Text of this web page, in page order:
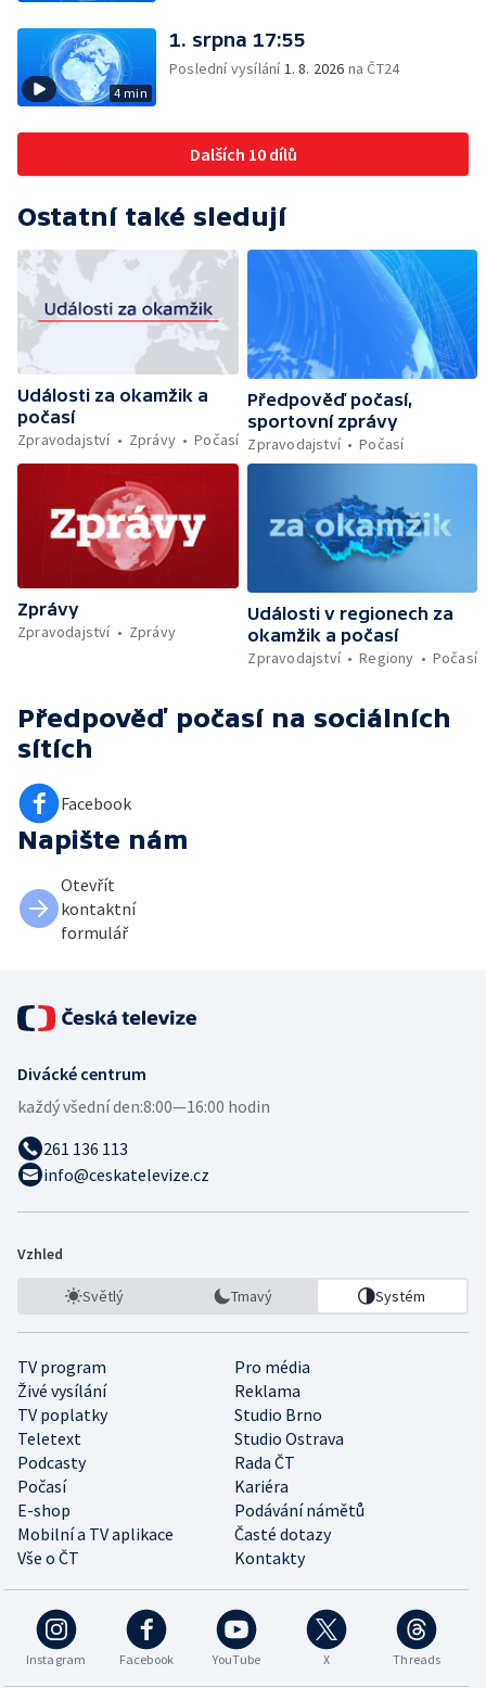
4 min
1. srpna 17:55
Poslední vysílání1. 8. 2026 na ČT24
Dalších 10 dílů
Ostatní také sledují
Události za okamžik a
počasí
Zpravodajství
Zprávy Počasí
Předpověď počasí,
sportovní zprávy
Zpravodajství
Počasí
Zprávy
Zpravodajství
Zprávy
Události v regionech za
okamžik a počasí
Zpravodajství
Regiony Počasí
Předpověď počasí na sociálních
sítích
Facebook
Napište nám
Otevřít
kontaktní
formulář
Divácké centrum
každý všední den:8:00—16:00 hodin
261 136 113
info@ceskatelevize.cz
Vzhled
Světlý Tmavý Systém
TV program
Pro média
Živé vysílání
Reklama
TV poplatky
Studio Brno
Teletext
Studio Ostrava
Podcasty
Rada ČT
Počasí
Kariéra
E-shop
Podávání námětů
Mobilní a TV aplikace
Časté dotazy
Vše o ČT
Kontakty
Instagram Facebook YouTube X Threads